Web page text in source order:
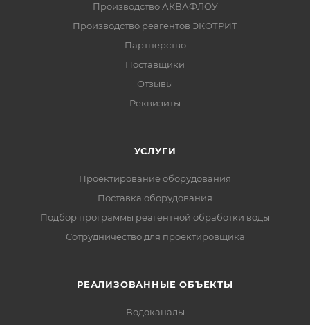
Производство АКВАФЛОУ
Производство реагентов ЭКОТРИТ
Партнерство
Поставщики
Отзывы
Реквизиты
УСЛУГИ
Проектирование оборудования
Поставка оборудования
Подбор программы реагентной обработки воды
Сотрудничество для проектировщика
РЕАЛИЗОВАННЫЕ ОБЪЕКТЫ
Водоканалы